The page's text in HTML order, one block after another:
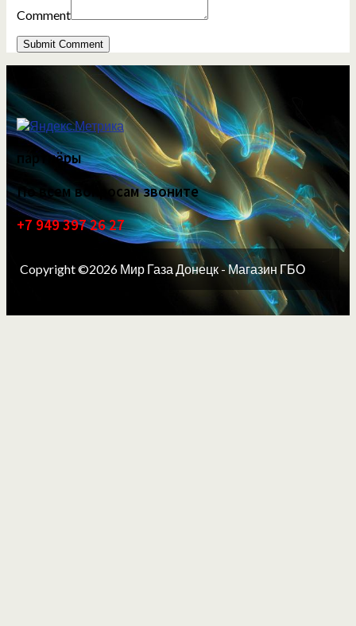
Comment
партнёры
По всем вопросам звоните
+7 949 397 26 27
Copyright ©2026 Мир Газа Донецк - Магазин ГБО